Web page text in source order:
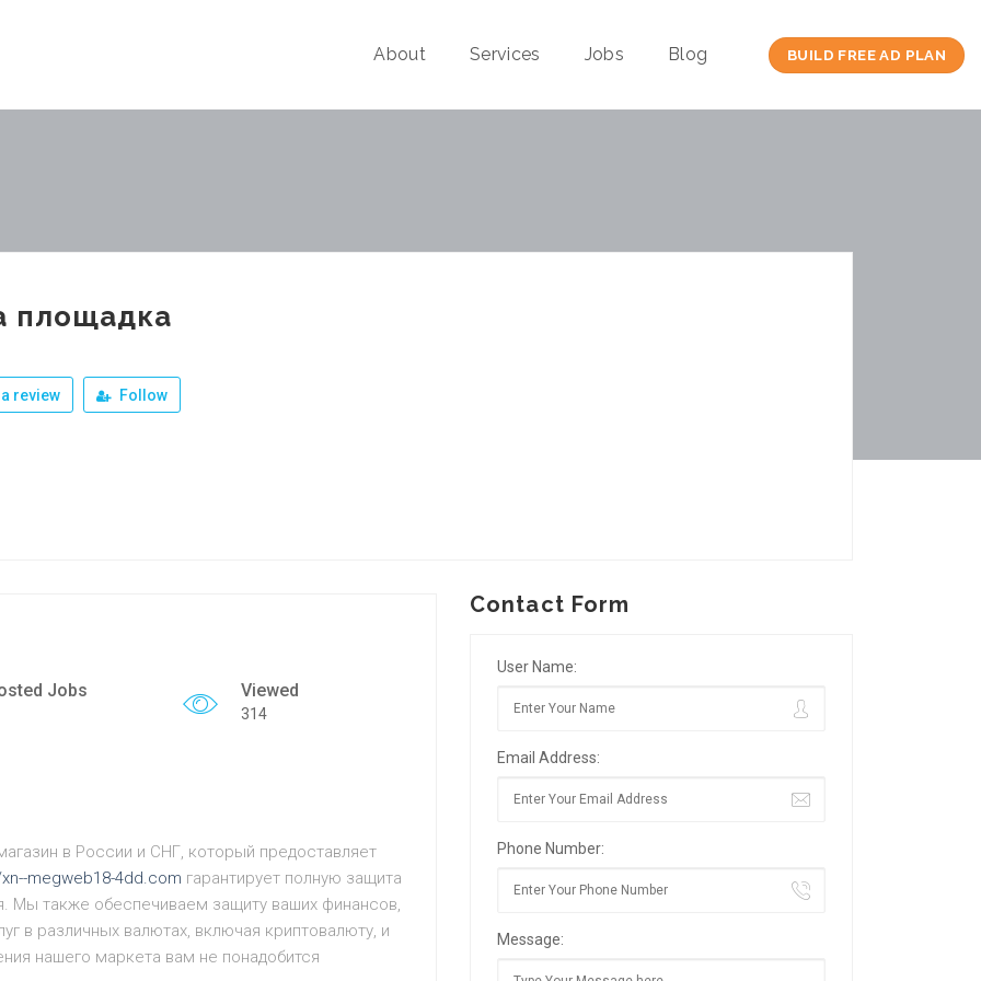
About Services Jobs Blog BUILD FREE AD PLAN
площадка
review Follow
Jobs Viewed
314
в России и СНГ, который предоставляет
megweb18-4dd.com гарантирует полную защита
Мы также обеспечиваем защиту ваших финансов,
в различных валютах, включая криптовалюту, и
нашего маркета вам не понадобится
Contact Form
User Name:
Email Address:
Phone Number:
Message: